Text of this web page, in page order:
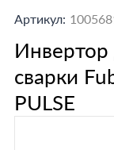
Артикул:
Инвертор
сварки
PULSE